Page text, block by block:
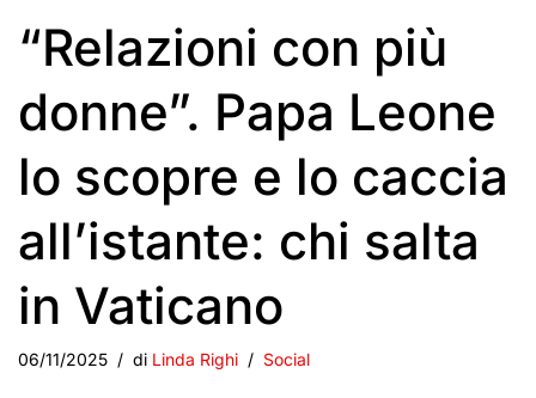
“Relazioni con più
donne”. Papa Leone
lo scopre e lo caccia
all’istante: chi salta
in Vaticano
06/11/2025 di Linda Righi Social